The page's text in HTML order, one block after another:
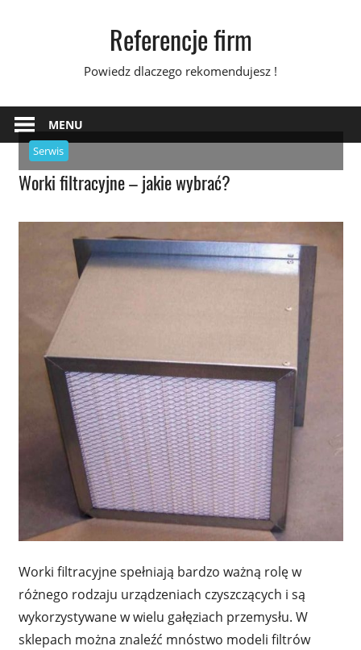
Referencje firm
Powiedz dlaczego rekomendujesz !
MENU
Serwis
Worki filtracyjne – jakie wybrać?
Worki filtracyjne spełniają bardzo ważną rolę w
różnego rodzaju urządzeniach czyszczących i są
wykorzystywane w wielu gałęziach przemysłu. W
sklepach można znaleźć mnóstwo modeli filtrów